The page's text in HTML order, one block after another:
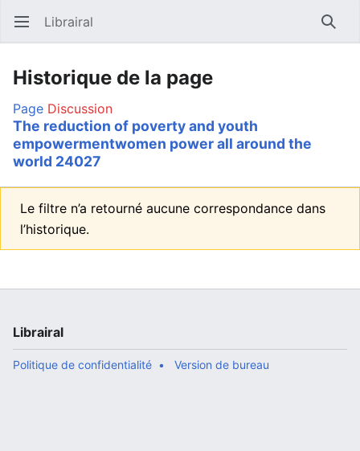
Ouvrir le menu principal Librairal
Historique de la page
Page Discussion
The reduction of poverty and youth
empowermentwomen power all around the
world 24027
Le filtre n’a retourné aucune correspondance dans
l’historique.
Librairal
Politique de confidentialité Version de bureau